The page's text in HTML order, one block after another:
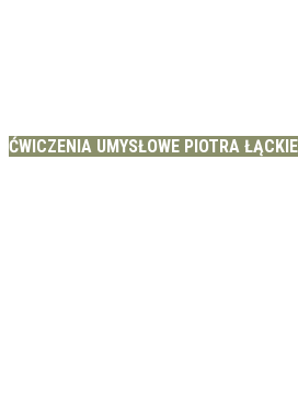
ĆWICZENIA UMYSŁOWE PIOTRA